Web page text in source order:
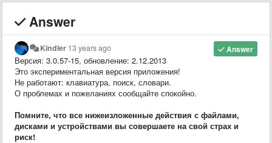
Answer
Answer
Kindler 13 years ago
Версия: 3.0.57-15, обновление: 2.12.2013
Это экспериментальная версия приложения!
Не работают: клавиатура, поиск, словари.
О проблемах и пожеланиях сообщайте спокойно.
Помните, что все нижеизложенные действия с файлами,
дисками и устройствами вы совершаете на свой страх и
риск!